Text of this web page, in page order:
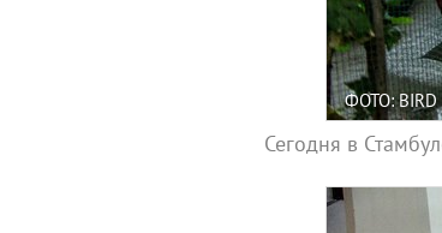
ФОТО:
Сегодня в